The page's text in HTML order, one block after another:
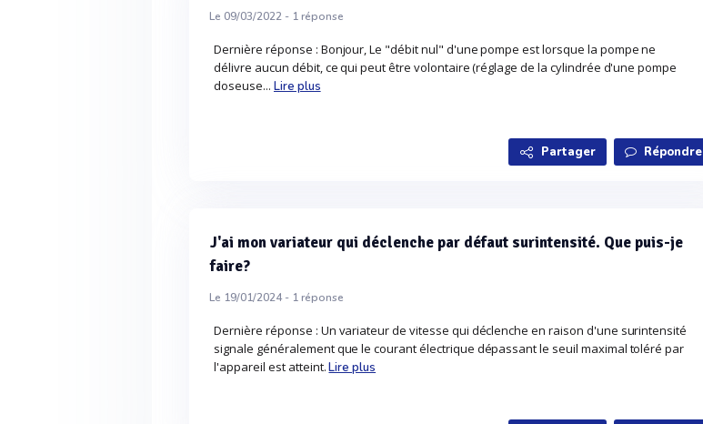
Le 09/03/2022 - 1réponse
Dernière réponse : Bonjour, Le "débit nul" d'une pompe est lorsque la pompe ne
délivre aucun débit, ce qui peut être volontaire (réglage de la cylindrée d'une pompe
doseuse... Lire plus
Partager Répondre
J'ai mon variateur qui déclenche par défaut surintensité. Que puis-je
faire?
Le 19/01/2024 - 1réponse
Dernière réponse : Un variateur de vitesse qui déclenche en raison d'une surintensité
signale généralement que le courant électrique dépassant le seuil maximal toléré par
l'appareil est atteint.Lire plus